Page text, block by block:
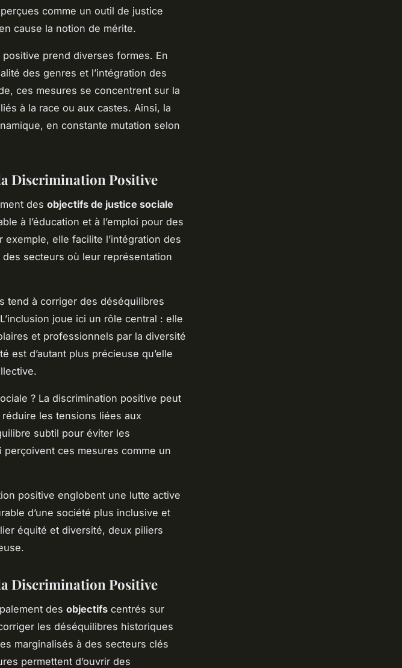
comme un outil de justice
cause la notion de mérite.
prend diverses formes. En
des genres et l’intégration des
ces mesures se concentrent sur la
à la race ou aux castes. Ainsi, la
en constante mutation selon
Discrimination Positive
des objectifs de justice sociale
à l’éducation et à l’emploi pour des
elle facilite l’intégration des
secteurs où leur représentation
tend à corriger des déséquilibres
joue ici un rôle central : elle
et professionnels par la diversité
est d’autant plus précieuse qu’elle
? La discrimination positive peut
les tensions liées aux
subtil pour éviter les
ces mesures comme un
positive englobent une lutte active
d’une société plus inclusive et
équité et diversité, deux piliers
Discrimination Positive
des objectifs centrés sur
les déséquilibres historiques
marginalisés à des secteurs clés
permettent d’ouvrir des